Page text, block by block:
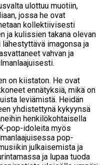
ulottuu muotiin,
jossa he ovat
kollektiivisesti
ja kulissien takana olevan
imagonsa ja
vahvan ja
on kiistaton. He ovat
ennätyksiä, mikä on
leviämistä. Heidän
yhdistettynä kykyynsä
henkilökohtaisella
pop-idoleita myös
pop-
julkaisemista ja
ja lupaa tuoda